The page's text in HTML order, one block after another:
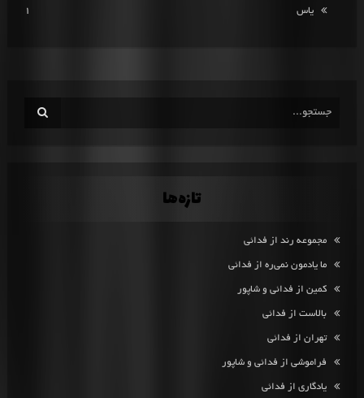
یاس 1
تازه‌ها
مجموعه رند از فدائی
ما یادمون نمی‌ره از فدائی
کمین از فدائی و شاپور
بالاست از فدائی
تهران از فدائی
فراموشی از فدائی و شاپور
یادگاری از فدائی